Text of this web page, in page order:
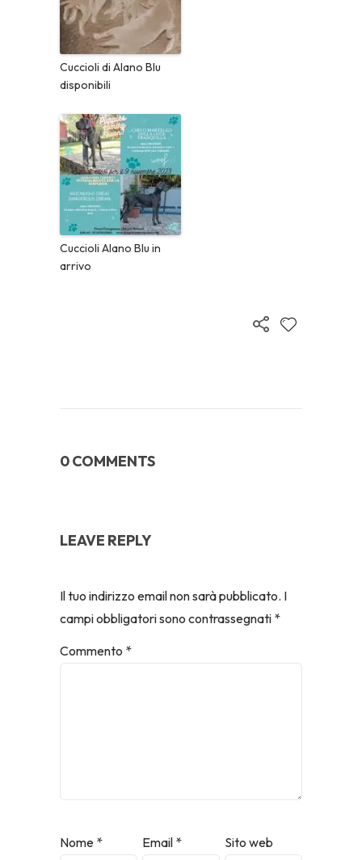
Cuccioli di Alano Blu
disponibili
Cuccioli Alano Blu in
arrivo
0 COMMENTS
LEAVE REPLY
Il tuo indirizzo email non sarà pubblicato. I
campi obbligatori sono contrassegnati *
Commento *
Nome * Email * Sito web